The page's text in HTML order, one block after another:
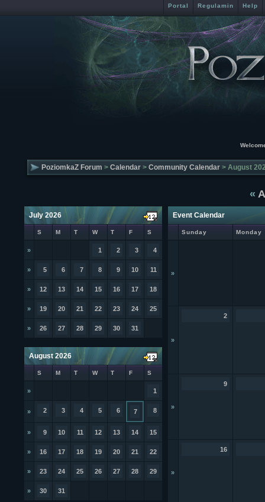
Portal Regulamin Help
PoziomkaZ Forum > Calendar > Community Calendar > August
«
July 2026
S M T W T F S
» 1 2 3 4
» 5 6 7 8 9 10 11
» 12 13 14 15 16 17 18
» 19 20 21 22 23 24 25
» 26 27 28 29 30 31
August 2026
S M T W T F S
» 1
» 2 3 4 5 6 7 8
» 9 10 11 12 13 14 15
» 16 17 18 19 20 21 22
» 23 24 25 26 27 28 29
» 30 31
Event Calendar
Sunday Monday
»
»
2
»
9
»
16